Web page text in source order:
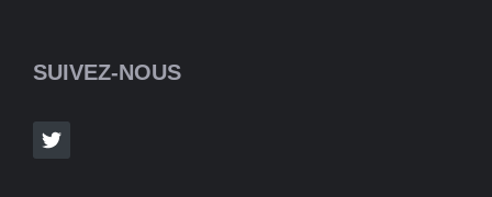
SUIVEZ-NOUS